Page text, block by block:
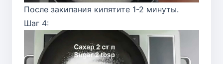
После закипания кипятите 1-2 минуты.
Шаг 4: